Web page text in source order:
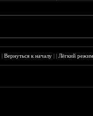
|Вернуться к началу ||Лёгкий